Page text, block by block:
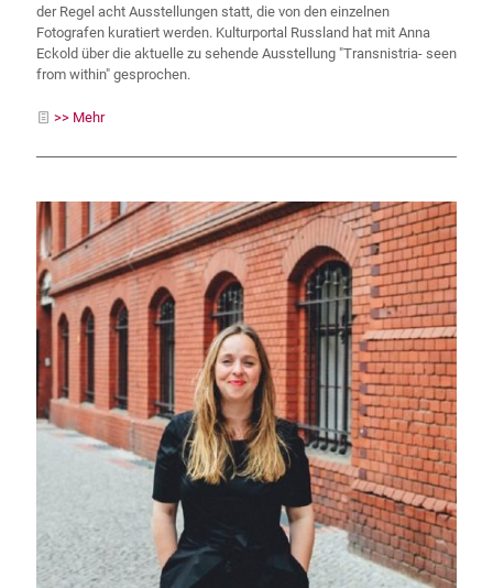
der Regel acht Ausstellungen statt, die von den einzelnen
Fotografen kuratiert werden. Kulturportal Russland hat mit Anna
Eckold über die aktuelle zu sehende Ausstellung "Transnistria- seen
from within" gesprochen.
>> Mehr